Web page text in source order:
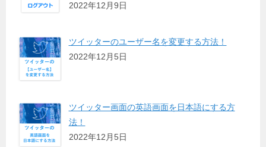
2022年12月9日
ツイッターのユーザー名を変更する方法！
2022年12月5日
ツイッター画面の英語画面を日本語にする方
法！
2022年12月5日